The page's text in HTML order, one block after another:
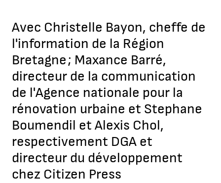
Avec Christelle Bayon, cheffe de
l'information de la Région
Bretagne ; Maxance Barré,
directeur de la communication
de l'Agence nationale pour la
rénovation urbaine et Stephane
Boumendil et Alexis Chol,
respectivement DGA et
directeur du développement
chez Citizen Press